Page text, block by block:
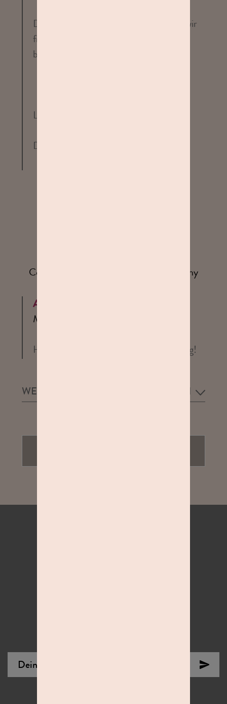
Deine Empfehlung bedeutet uns viel – wir
freuen uns, dich jederzeit wieder bei uns
begrüßen zu dürfen!
Liebe Grüße
Dein STUDIOLINE Team
Cooles kleines Fotostudio fragt nach Kenny
Antwort von Studioline
Mai 2026
Hallo Frank, Danke für Deine Bewertung!
WEITERE BEWERTUNGEN ANSEHEN